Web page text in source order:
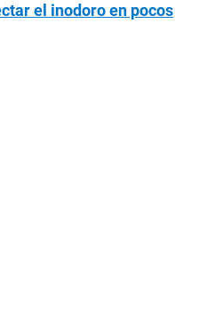
el inodoro en pocos